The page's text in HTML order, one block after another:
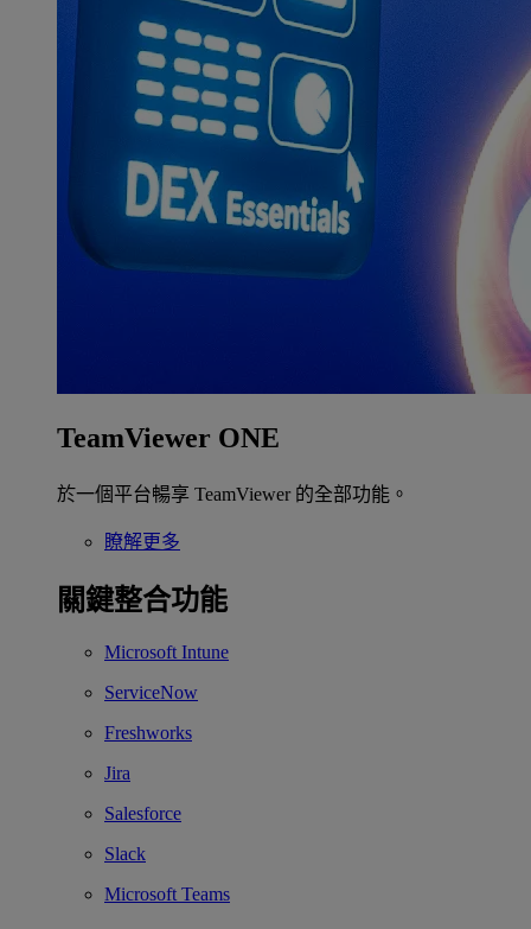
TeamViewer ONE
於一個平台暢享 TeamViewer 的全部功能。
瞭解更多
關鍵整合功能
Microsoft Intune
ServiceNow
Freshworks
Jira
Salesforce
Slack
Microsoft Teams